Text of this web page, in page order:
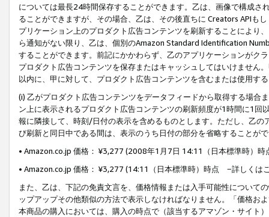
については最長24時間保存することができます。乙は、画像で構成
ることができますが、その場合、乙は、その後直ちに Creators APIも
プリケーション上のプロダクト広告コンテンツを刷新することにより
ら通知がない限り、乙は、個別のAmazon Standard Identification
することができます。前記にかかわらず、乙のアプリケーションがク
プロダクト広告コンテンツを保存またはキャッシュしてはいけません
以内に、甲に対して、プロダクト広告コンテンツを含むまたは使用す
(i) 乙がプロダクト広告コンテンツをデータフィードから取得する場合
ン上に表示されるプロダクト広告コンテンツの刷新頻度が1時間に1
報に隣接して、時刻/日付の表示を含めるものとします。ただし、乙
び刷新と同日中である間は、表示のうち日付の部分を省略することが
• Amazon.co.jp 価格： ¥3,277 (2008年1月7日 14:11（日本標準時）
• Amazon.co.jp 価格： ¥3,277 (14:11（日本標準時）時点 −詳しくは
また、乙は、下記の免責文言を、価格情報または入手可能性について
ップアップその他類似の方法で表示しなければなりません。「価格
本商品の購入においては、購入の時点で（該当するアマゾン・サイト